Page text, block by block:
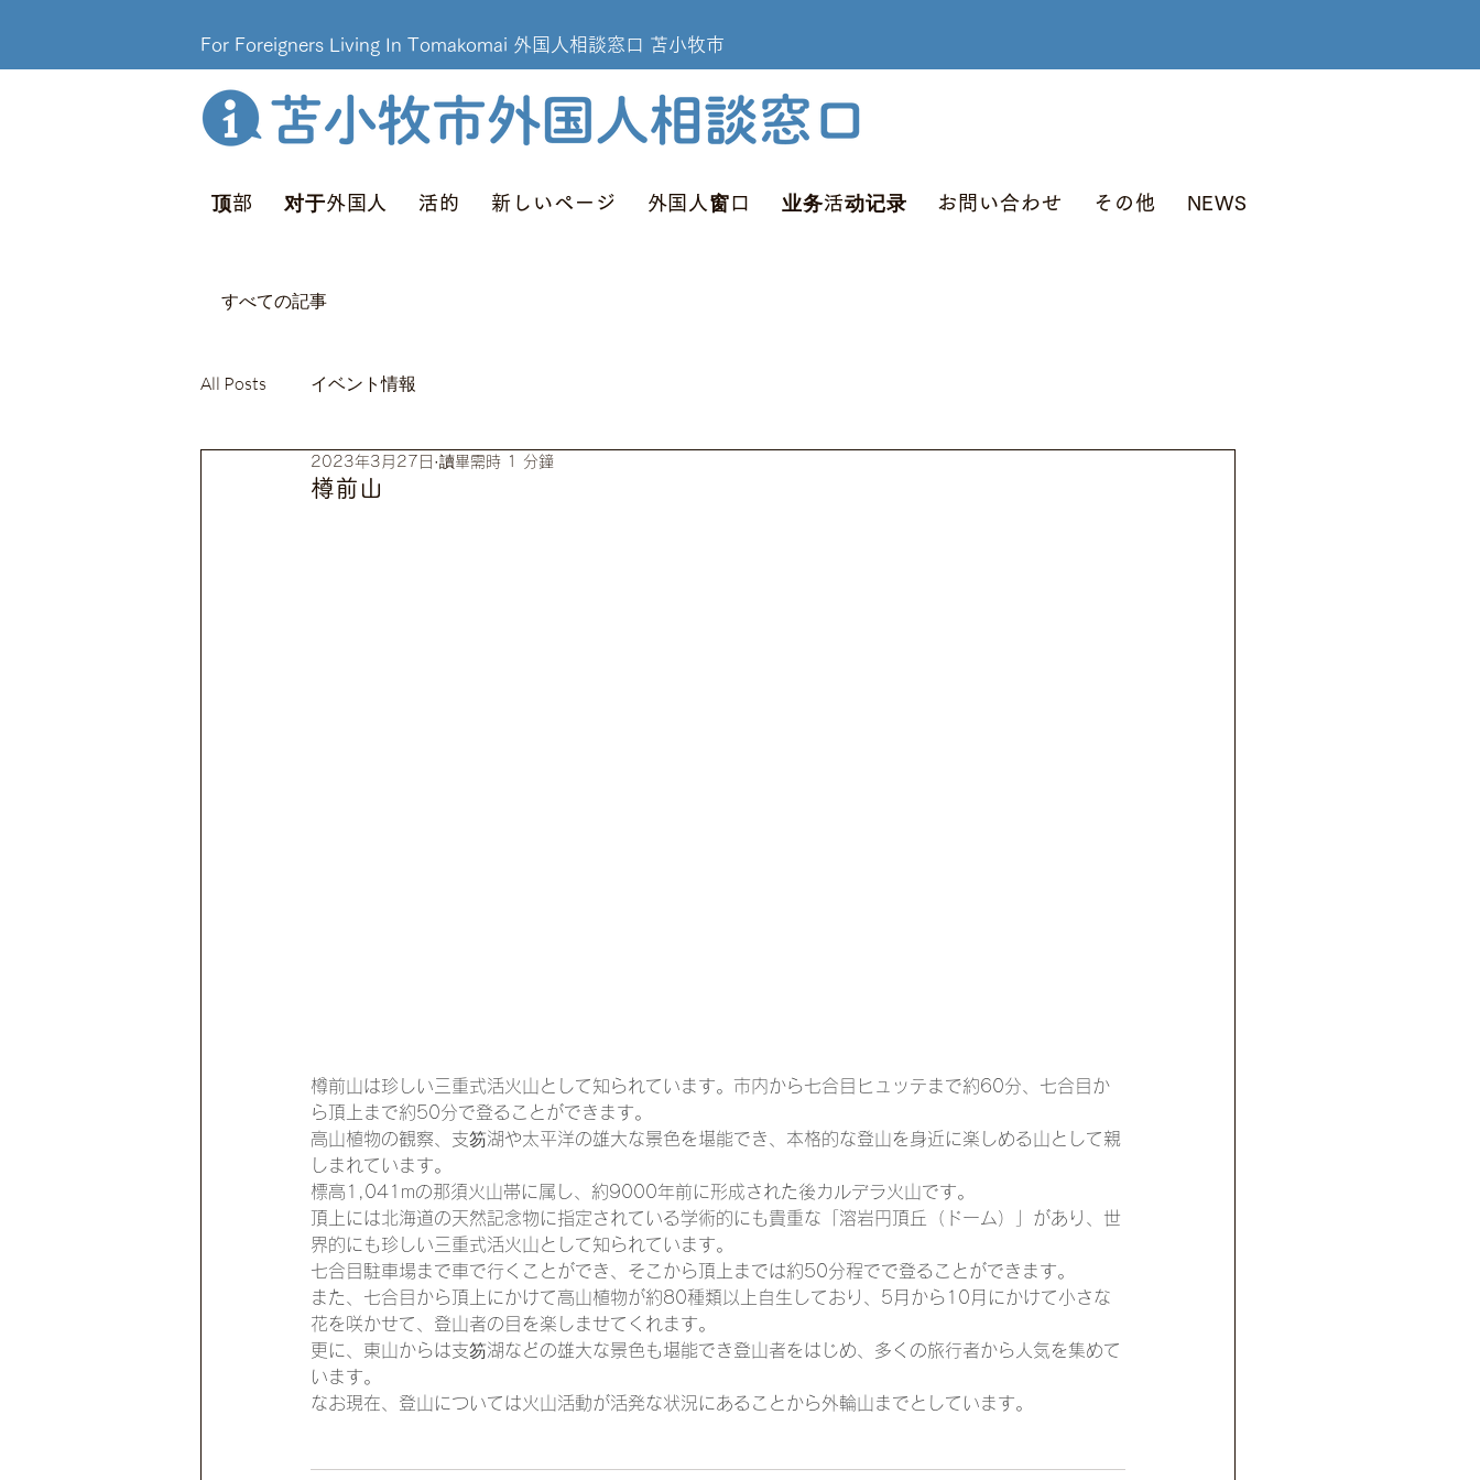
For Foreigners Living In Tomakomai 外国人相談窓口 苫小牧市
顶部 对于外国人 活的 新しいページ 外国人窗口 业务活动记录 お問い合わせ その他 NEWS
すべての記事
All Posts イベント情報
樽前山
2023年3月27日 讀畢需時 1 分鐘
樽前山は珍しい三重式活火山として知られています。市内から七合目ヒュッテまで約60分、七合目か
ら頂上まで約50分で登ることができます。
高山植物の観察、支笏湖や太平洋の雄大な景色を堪能でき、本格的な登山を身近に楽しめる山として親
しまれています。
標高1,041mの那須火山帯に属し、約9000年前に形成された後カルデラ火山です。
頂上には北海道の天然記念物に指定されている学術的にも貴重な「溶岩円頂丘（ドーム）」があり、世
界的にも珍しい三重式活火山として知られています。
七合目駐車場まで車で行くことができ、そこから頂上までは約50分程でで登ることができます。
また、七合目から頂上にかけて高山植物が約80種類以上自生しており、5月から10月にかけて小さな
花を咲かせて、登山者の目を楽しませてくれます。
更に、東山からは支笏湖などの雄大な景色も堪能でき登山者をはじめ、多くの旅行者から人気を集めて
います。
なお現在、登山については火山活動が活発な状況にあることから外輪山までとしています。